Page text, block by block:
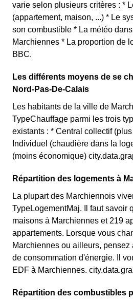
varie selon plusieurs critères : *
(appartement, maison, ...) * Le
son combustible * La météo
Marchiennes * La proportion de
BBC.
Les différents moyens de se
Nord-Pas-De-Calais
Les habitants de la ville de
TypeChauffage parmi les trois
existants : * Central collectif
Individuel (chaudière dans la
(moins économique)
Répartition des logements à
La plupart des Marchiennois
TypeLogementMaj. Il faut savoir
maisons à Marchiennes et 219
appartements. Lorsque vous
Marchiennes ou ailleurs, pensez
de consommation d'énergie. Il
EDF à Marchiennes.
Répartition des combustibles